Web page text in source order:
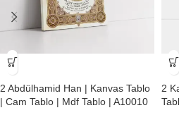
-23%
2 Abdülhamid Han | Kanvas Tablo
| Cam Tablo | Mdf Tablo | A10010
-
2